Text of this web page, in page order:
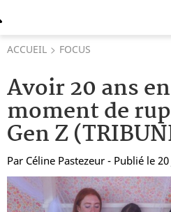
ACCUEIL FOCUS
Avoir 20 ans
moment de
Gen Z
Par Céline Pastezeur - Publié le 20